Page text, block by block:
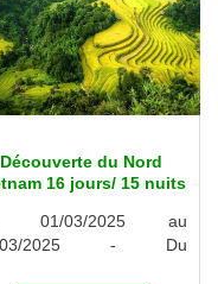
Découverte du Nord
16 jours/ 15 nuits
01/03/2025 au
03/2025 - Du